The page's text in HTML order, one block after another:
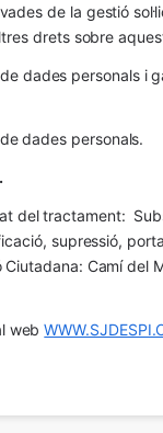
de la gestió
drets sobre
dades personals i
dades personals.
del tractament:
supressió,
Ciutadana: Camí del
web